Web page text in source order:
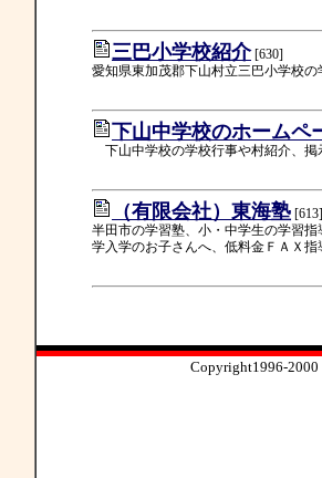
三巴小学校紹介 [630]
愛知県東加茂郡下山村立三巴小学校の
下山中学校のホームペ
下山中学校の学校行事や村紹介、掲
（有限会社）東海塾 [613]
半田市の学習塾、小・中学生の学習
学入学のお子さんへ、低料金ＦＡＸ
Copyright1996-2000